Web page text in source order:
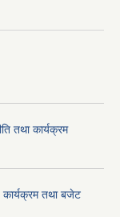
तथा कार्यक्रम
कार्यक्रम तथा बजेट